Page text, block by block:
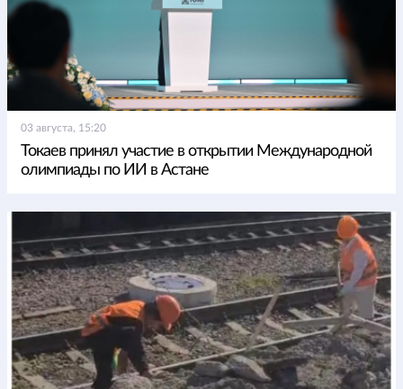
03 августа, 15:20
Токаев принял участие в открытии Международной
олимпиады по ИИ в Астане